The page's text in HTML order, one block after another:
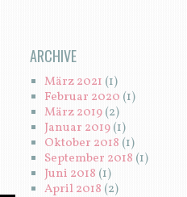
ARCHIVE
März 2021 (1)
Februar 2020 (1)
März 2019(2)
Januar 2019(1)
Oktober 2018 (1)
September 2018 (1)
Juni 2018 (1)
April 2018 (2)